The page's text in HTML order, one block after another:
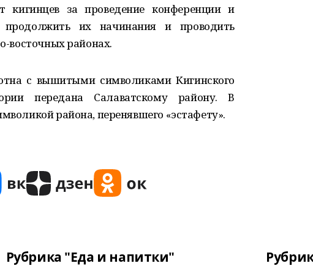
кигинцев за проведение конференции и
их начинания и проводить
восточных районах.
с вышитыми символиками Кигинского
передана Салаватскому району. В
района, перенявшего «эстафету».
Рубрика "Еда и напитки"